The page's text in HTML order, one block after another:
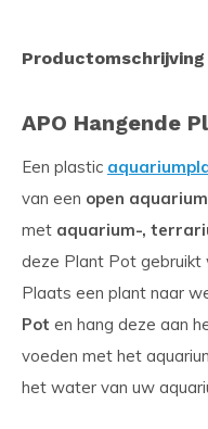
Productomschrijving
APO Hangende
Een plastic
van een open aquarium
met aquarium-,
deze Plant Pot gebruikt
Plaats een plant naar
Pot en hang deze aan
voeden met het
het water van uw